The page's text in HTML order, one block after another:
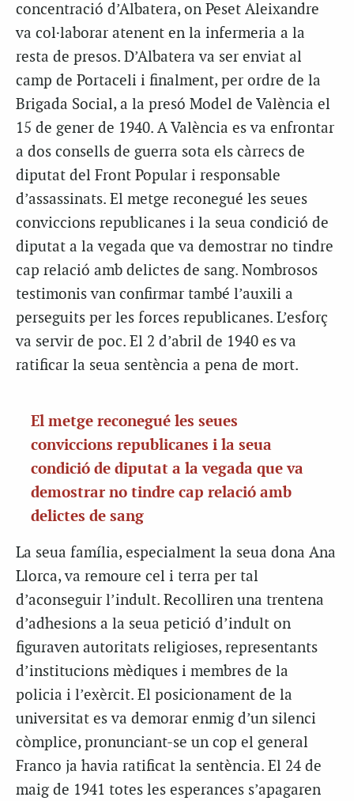
concentració d’Albatera, on Peset Aleixandre
va col·laborar atenent en la infermeria a la
resta de presos. D’Albatera va ser enviat al
camp de Portaceli i finalment, per ordre de la
Brigada Social, a la presó Model de València el
15 de gener de 1940. A València es va enfrontar
a dos consells de guerra sota els càrrecs de
diputat del Front Popular i responsable
d’assassinats. El metge reconegué les seues
conviccions republicanes i la seua condició de
diputat a la vegada que va demostrar no tindre
cap relació amb delictes de sang. Nombrosos
testimonis van confirmar també l’auxili a
perseguits per les forces republicanes. L’esforç
va servir de poc. El 2 d’abril de 1940 es va
ratificar la seua sentència a pena de mort.
El metge reconegué les seues
conviccions republicanes i la seua
condició de diputat a la vegada que va
demostrar no tindre cap relació amb
delictes de sang
La seua família, especialment la seua dona Ana
Llorca, va remoure cel i terra per tal
d’aconseguir l’indult. Recolliren una trentena
d’adhesions a la seua petició d’indult on
figuraven autoritats religioses, representants
d’institucions mèdiques i membres de la
policia i l’exèrcit. El posicionament de la
universitat es va demorar enmig d’un silenci
còmplice, pronunciant-se un cop el general
Franco ja havia ratificat la sentència. El 24 de
maig de 1941 totes les esperances s’apagaren